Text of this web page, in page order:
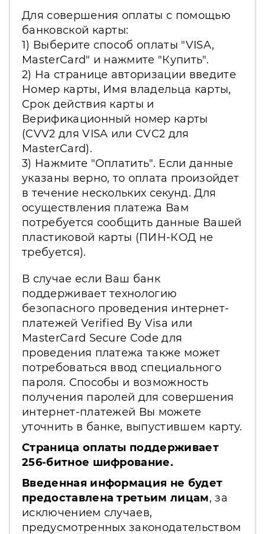
Для совершения оплаты с помощью
банковской карты:
1) Выберите способ оплаты "VISA,
MasterCard" и нажмите "Купить".
2) На странице авторизации введите
Номер карты, Имя владельца карты,
Срок действия карты и
Верификационный номер карты
(CVV2 для VISA или CVC2 для
MasterCard).
3) Нажмите "Оплатить". Если данные
указаны верно, то оплата произойдет
в течение нескольких секунд. Для
осуществления платежа Вам
потребуется сообщить данные Вашей
пластиковой карты (ПИН-КОД не
требуется).
В случае если Ваш банк
поддерживает технологию
безопасного проведения интернет-
платежей Verified By Visa или
MasterCard Secure Code для
проведения платежа также может
потребоваться ввод специального
пароля. Способы и возможность
получения паролей для совершения
интернет-платежей Вы можете
уточнить в банке, выпустившем карту.
Страница оплаты поддерживает
256-битное шифрование.
Введенная информация не будет
предоставлена третьим лицам, за
исключением случаев,
предусмотренных законодательством